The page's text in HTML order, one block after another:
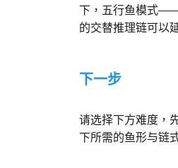
下，五行鱼模式
的交替推理链可以
下一步
请选择下方难度，
下所需的鱼形与链